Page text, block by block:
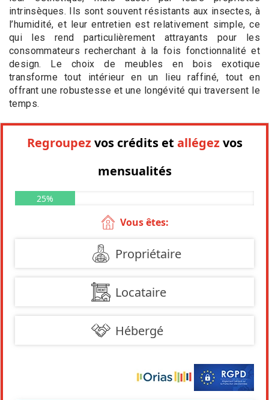
intrinsèques. Ils sont souvent résistants aux insectes, à
l’humidité, et leur entretien est relativement simple, ce
qui les rend particulièrement attrayants pour les
consommateurs recherchant à la fois fonctionnalité et
design. Le choix de meubles en bois exotique
transforme tout intérieur en un lieu raffiné, tout en
offrant une robustesse et une longévité qui traversent le
temps.